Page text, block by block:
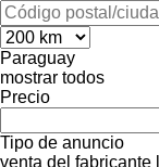
Paraguay
mostrar todos
Precio
Tipo de anuncio
venta del fabricante